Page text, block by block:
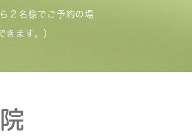
２名様でご予約の場
ます。）